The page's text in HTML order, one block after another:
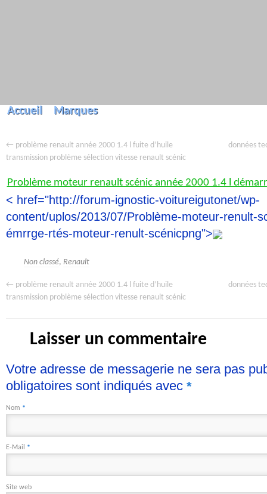
Accueil Marques
← problème renault année 2000 1.4 l fuite d’huile
transmission problème sélection vitesse renault scénic
données
Problème moteur renault scénic année 2000 1.4 l
< href="http://forum-ignostic-voitureigutonet/wp-
content/uplos/2013/07/Problème-moteur-renult-
émrrge-rtés-moteur-renult-scénicpng">
Non classé, Renault
← problème renault année 2000 1.4 l fuite d’huile
transmission problème sélection vitesse renault scénic
données
Laisser un commentaire
Votre adresse de messagerie ne sera pas
obligatoires sont indiqués avec *
Nom *
E-Mail *
Site web